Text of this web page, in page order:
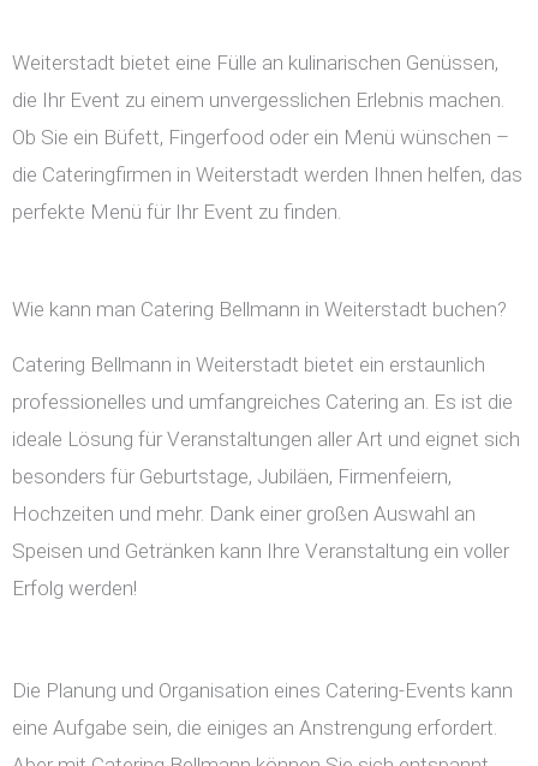
Weiterstadt bietet eine Fülle an kulinarischen Genüssen,
die Ihr Event zu einem unvergesslichen Erlebnis machen.
Ob Sie ein Büfett, Fingerfood oder ein Menü wünschen –
die Cateringfirmen in Weiterstadt werden Ihnen helfen, das
perfekte Menü für Ihr Event zu finden.
Wie kann man Catering Bellmann in Weiterstadt buchen?
Catering Bellmann in Weiterstadt bietet ein erstaunlich
professionelles und umfangreiches Catering an. Es ist die
ideale Lösung für Veranstaltungen aller Art und eignet sich
besonders für Geburtstage, Jubiläen, Firmenfeiern,
Hochzeiten und mehr. Dank einer großen Auswahl an
Speisen und Getränken kann Ihre Veranstaltung ein voller
Erfolg werden!
Die Planung und Organisation eines Catering-Events kann
eine Aufgabe sein, die einiges an Anstrengung erfordert.